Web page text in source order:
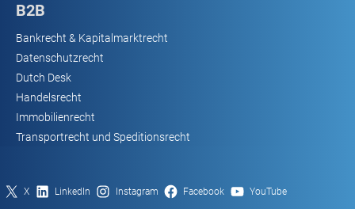
B2B
Bankrecht & Kapitalmarktrecht
Datenschutzrecht
Dutch Desk
Handelsrecht
Immobilienrecht
Transportrecht und Speditionsrecht
X LinkedIn Instagram Facebook YouTube